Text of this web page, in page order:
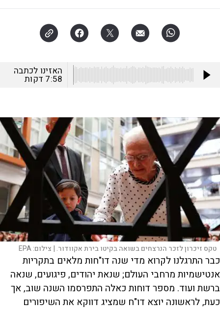
האזינו לכתבה
7:58 דקות
טקס זיכרון לזכר הנרצחים בשואה בקיטו בירת אקוודור. | צילום:EPA
כבר התרגלנו לקרוא מדי שנה דו"חות מלאים בתקריות
אנטישמיות מרחבי העולם; שנאת יהודים, פיגועים, שנאה
ברשת ועוד. מספר דוחות כאלה התפרסמו השנה שוב, אך
כעת, לראשונה יוצא דו"ח שמציג דווקא את השיפורים